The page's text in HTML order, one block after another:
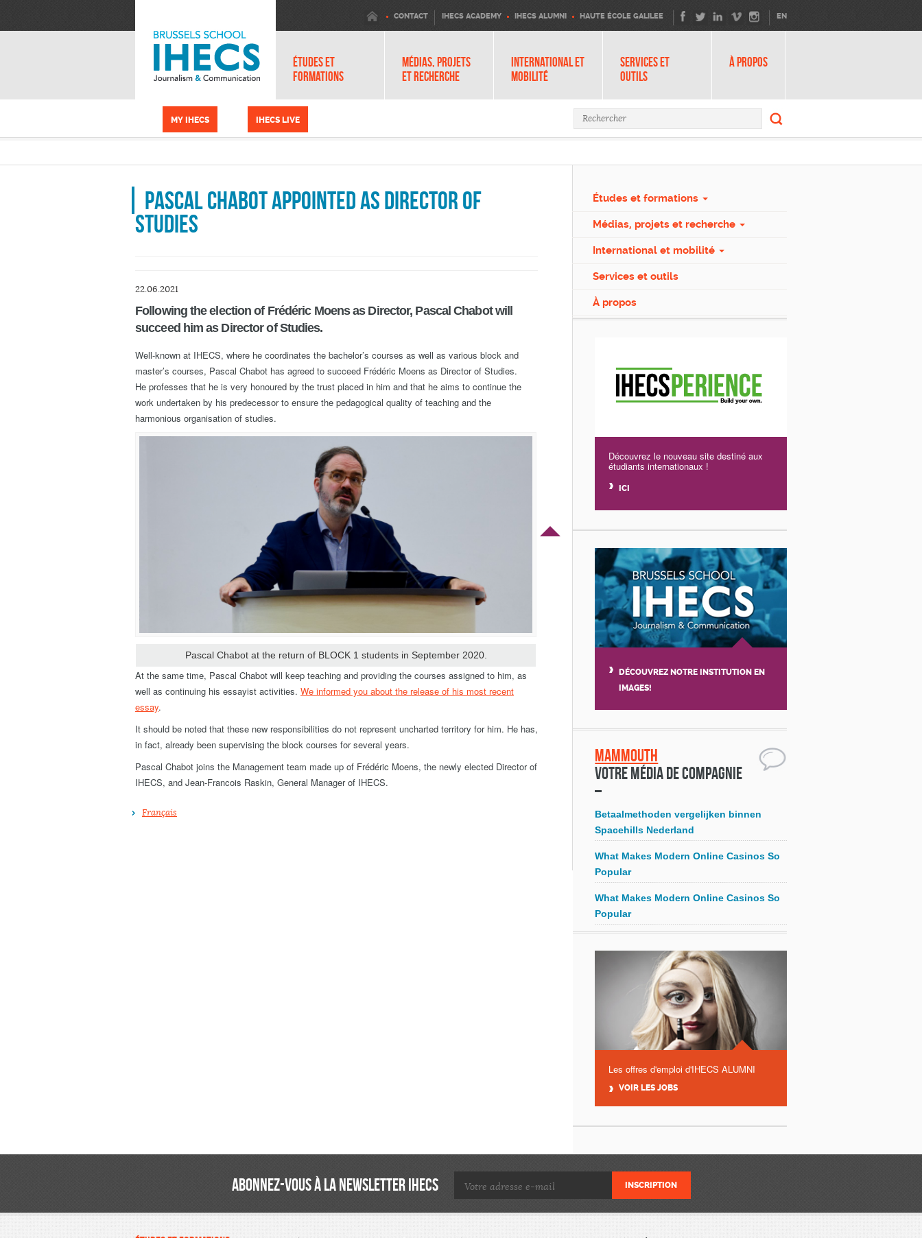
CONTACT IHECS ACADEMY IHECS ALUMNI HAUTE ÉCOLE GALILEE EN
ÉTUDES ET
FORMATIONS
MÉDIAS, PROJETS
ET RECHERCHE
INTERNATIONAL ET
MOBILITÉ
SERVICES ET
OUTILS
À PROPOS
MY IHECS IHECS LIVE Formulaire de recherche Rechercher
Pascal Chabot appointed as Director of
Studies
22.06.2021
Following the election of Frédéric Moens as Director, Pascal Chabot will
succeed him as Director of Studies.
Well-known at IHECS, where he coordinates the bachelor’s courses as well as various block and
master’s courses, Pascal Chabot has agreed to succeed Frédéric Moens as Director of Studies.
He professes that he is very honoured by the trust placed in him and that he aims to continue the
work undertaken by his predecessor to ensure the pedagogical quality of teaching and the
harmonious organisation of studies.
Pascal Chabot at the return of BLOCK 1 students in September 2020.
At the same time, Pascal Chabot will keep teaching and providing the courses assigned to him, as
well as continuing his essayist activities. We informed you about the release of his most recent
essay.
It should be noted that these new responsibilities do not represent uncharted territory for him. He has,
in fact, already been supervising the block courses for several years.
Pascal Chabot joins the Management team made up of Frédéric Moens, the newly elected Director of
IHECS, and Jean-Francois Raskin, General Manager of IHECS.
Français
Études et formations
Médias, projets et recherche
International et mobilité
Services et outils
À propos
Découvrez le nouveau site destiné aux
étudiants internationaux !
ICI
DÉCOUVREZ NOTRE INSTITUTION EN
IMAGES!
Mammouth
Votre média de compagnie
Betaalmethoden vergelijken binnen
Spacehills Nederland
What Makes Modern Online Casinos So
Popular
What Makes Modern Online Casinos So
Popular
Les offres d'emploi d'IHECS ALUMNI
VOIR LES JOBS
ABONNEZ-VOUS À LA NEWSLETTER IHECS